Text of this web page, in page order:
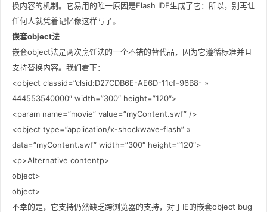
换内容的机制。它易用的唯一原因是Flash IDE生成了它：所以，别再让
任何人就凭着记忆像这样写了。
嵌套object法
嵌套object法是两次烹饪法的一个不错的替代品，因为它遵循标准并且
支持替换内容。我们看下：
<object classid=”clsid:D27CDB6E-AE6D-11cf-96B8- »
444553540000″ width=”300″ height=”120″>
<param name=”movie” value=”myContent.swf” />
<object type=”application/x-shockwave-flash” »
data=”myContent.swf” width=”300″ height=”120″>
<p>Alternative contentp>
object>
object>
不幸的是，它支持仍然缺乏跨浏览器的支持，对于IE的嵌套object bug